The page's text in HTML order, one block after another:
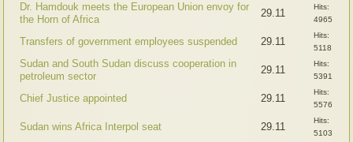
Dr. Hamdouk meets the European Union envoy for
the Horn of Africa
29.11
Hits:
4965
Transfers of government employees suspended 29.11
Hits:
5118
Sudan and South Sudan discuss cooperation in
petroleum sector
29.11
Hits:
5391
Chief Justice appointed 29.11
Hits:
5576
Sudan wins Africa Interpol seat 29.11
Hits:
5103